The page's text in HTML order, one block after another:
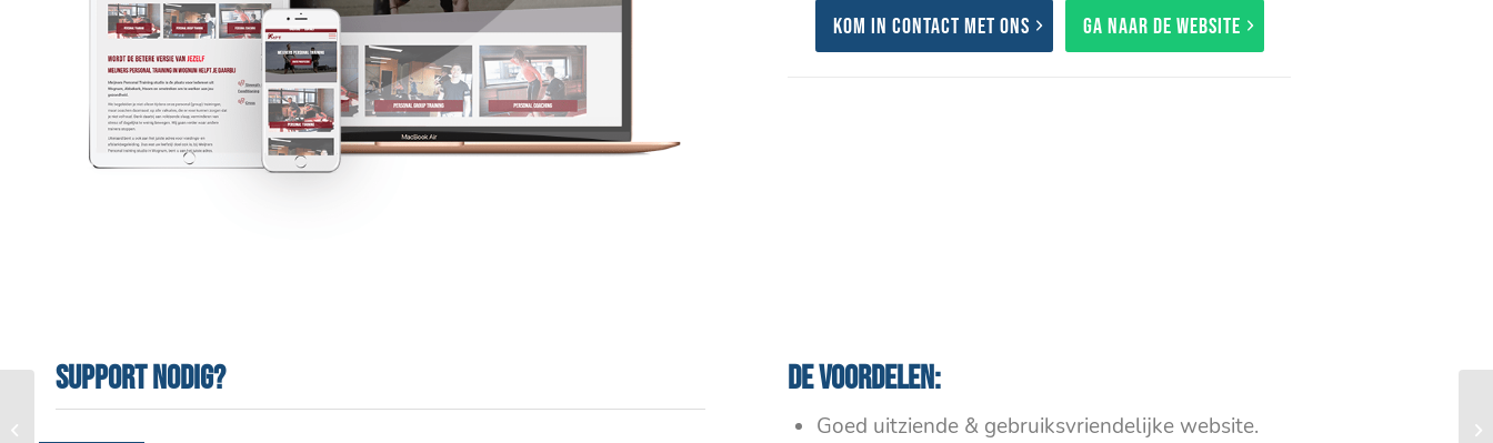
Kom in contact met ons Ga naar de website
Support nodig? De voordelen:
Goed uitziende & gebruiksvriendelijke website.